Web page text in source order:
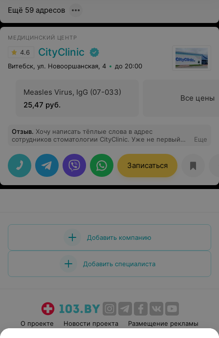
Ещё 59 адресов
МЕДИЦИНСКИЙ ЦЕНТР
4.6 CityClinic
Витебск, ул. Новооршанская, 4 до 20:00
Measles Virus, IgG (07-033)
25,47 руб.
Все цены
Отзыв. Хочу написать тёплые слова в адрес
сотрудников стоматологии CityClinic. Уже не первый
приветливый и компетентный персонал . Особенно
хочу отметить Тихонова Сергея Николаевича, спасибо
за ваш профессионализм! Желаю вашей клинике
дальнейшего процветания.
Еще
Записаться
Добавить компанию
Добавить специалиста
О проекте Новости проекта
Размещение рекламы